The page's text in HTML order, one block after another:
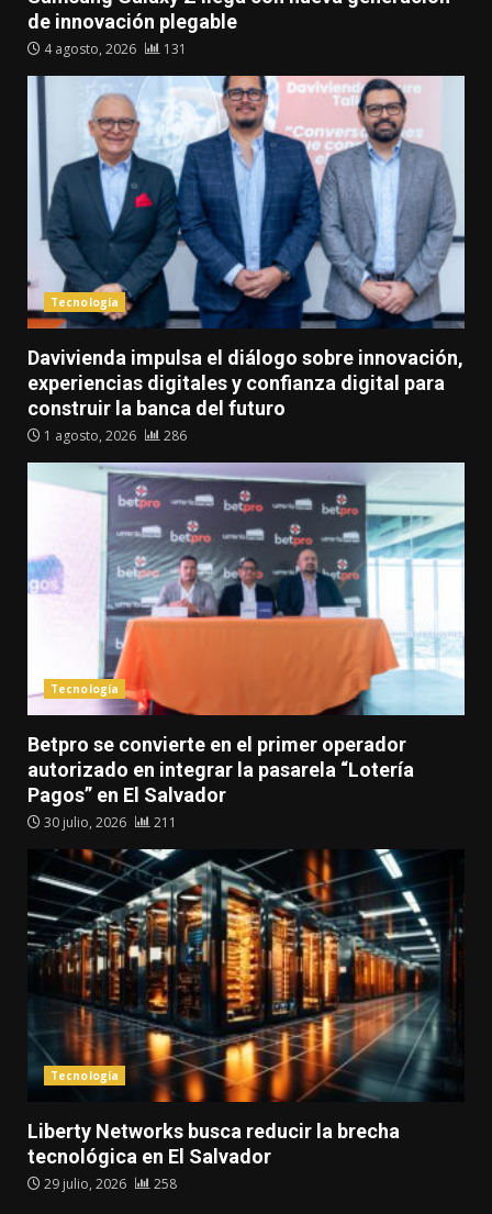
de innovación plegable
4 agosto, 2026 131
Tecnología
Davivienda impulsa el diálogo sobre innovación,
experiencias digitales y confianza digital para
construir la banca del futuro
1 agosto, 2026 286
Tecnología
Betpro se convierte en el primer operador
autorizado en integrar la pasarela “Lotería
Pagos” en El Salvador
30 julio, 2026 211
Tecnología
Liberty Networks busca reducir la brecha
tecnológica en El Salvador
29 julio, 2026 258